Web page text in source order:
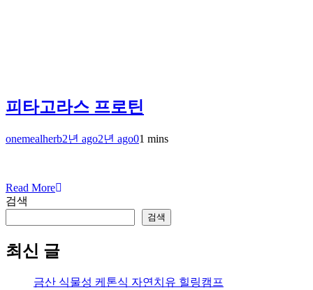
피타고라스 프로틴
onemealherb2년 ago2년 ago01 mins
Read More
검색
검색
최신 글
금산 식물성 케톤식 자연치유 힐링캠프